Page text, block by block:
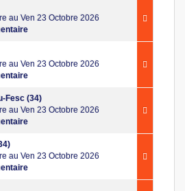
au Ven 23 Octobre 2026
au Ven 23 Octobre 2026
Fesc (34)
au Ven 23 Octobre 2026
au Ven 23 Octobre 2026